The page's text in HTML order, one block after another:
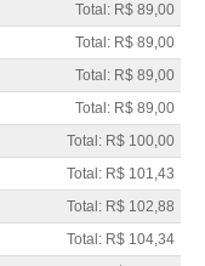
Total: R$ 89,00
Total: R$ 89,00
Total: R$ 89,00
Total: R$ 89,00
Total: R$ 100,00
Total: R$ 101,43
Total: R$ 102,88
Total: R$ 104,34